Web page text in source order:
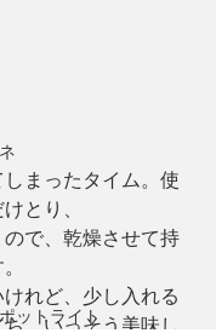
ットライト
まったタイム。使
とり、
で、乾燥させて持
れど、少し入れる
、いっそう美味し